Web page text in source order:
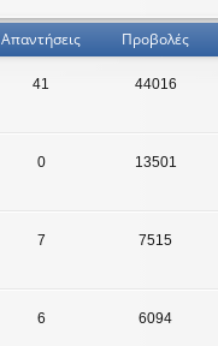
Απαντήσεις Προβολές
41 44016
0 13501
7 7515
6 6094